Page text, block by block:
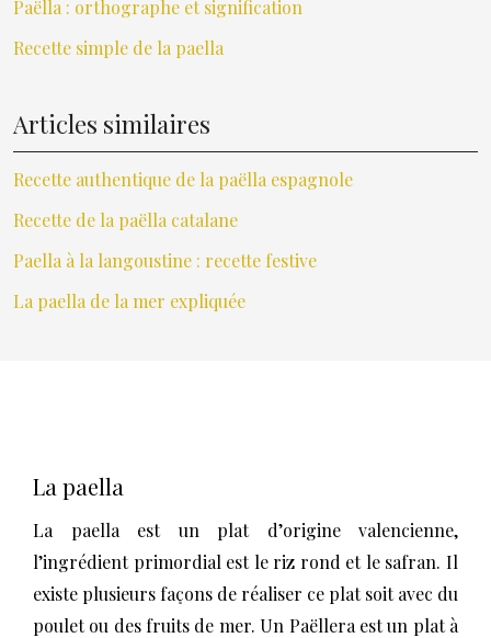
Paëlla : orthographe et signification
Recette simple de la paella
Articles similaires
Recette authentique de la paëlla espagnole
Recette de la paëlla catalane
Paella à la langoustine : recette festive
La paella de la mer expliquée
La paella
La paella est un plat d’origine valencienne,
l’ingrédient primordial est le riz rond et le safran. Il
existe plusieurs façons de réaliser ce plat soit avec du
poulet ou des fruits de mer. Un Paëllera est un plat à